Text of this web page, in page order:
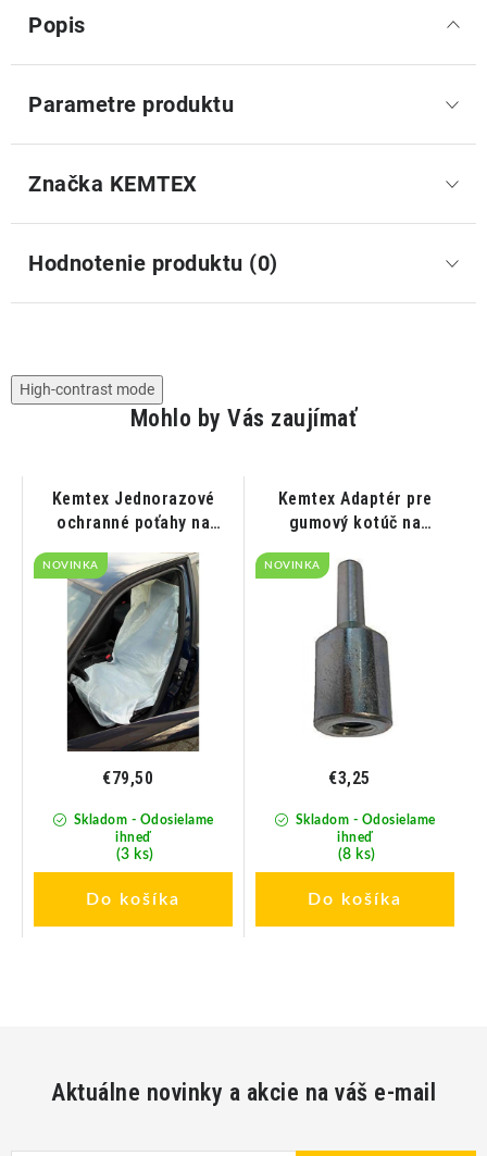
Popis
Parametre produktu
Značka KEMTEX
Hodnotenie produktu (0)
High-contrast mode
Mohlo by Vás zaujímať
Kemtex Jednorazové
ochranné poťahy na
ks
NOVINKA
Skladom - Odosielame
ihneď
(3 ks)
€79,50
Do košíka
Kemtex Adaptér pre
gumový kotúč na
NOVINKA
Skladom - Odosielame
ihneď
(8 ks)
€3,25
Do košíka
Aktuálne novinky a akcie na váš e-mail